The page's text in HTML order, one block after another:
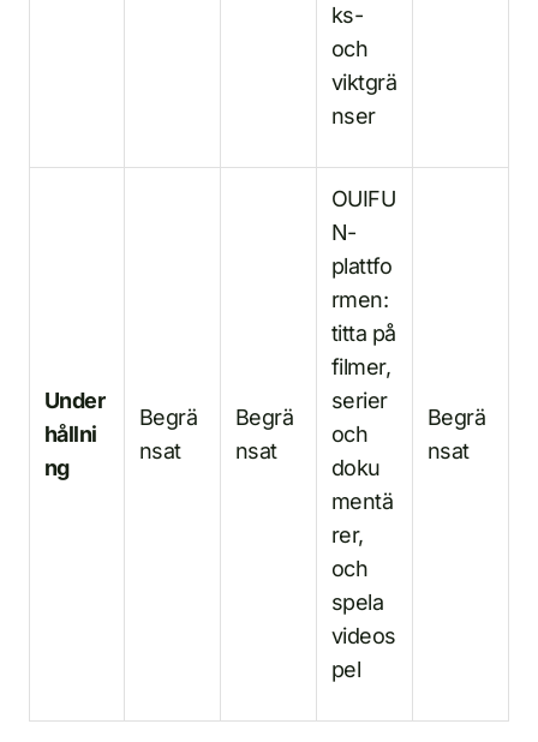
ks-
och
viktgrä
nser
Under
hållni
ng
Begrä
nsat
Begrä
nsat
OUIFU
N-
plattfo
rmen:
titta på
filmer,
serier
och
doku
mentä
rer,
och
spela
videos
pel
Begrä
nsat